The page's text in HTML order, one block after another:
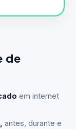
de
em internet
antes, durante e